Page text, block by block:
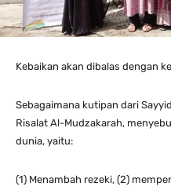
Kebaikan akan dibalas dengan
Sebagaimana kutipan dari
Risalat Al-Mudzakarah,
dunia, yaitu:
(1) Menambah rezeki, (2)